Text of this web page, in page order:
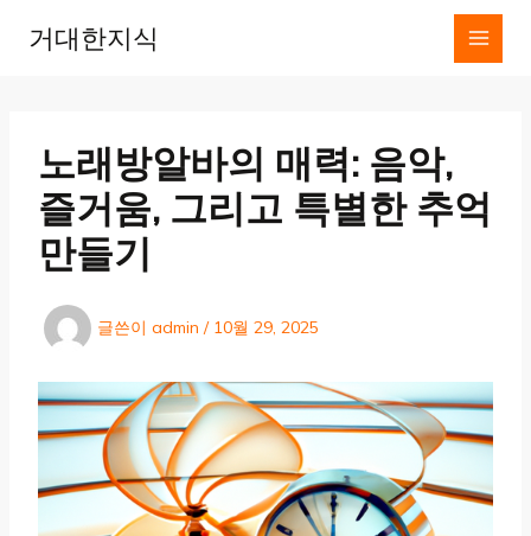
거대한지식
노래방알바의 매력: 음악,
즐거움, 그리고 특별한 추억
만들기
글쓴이 admin / 10월 29, 2025